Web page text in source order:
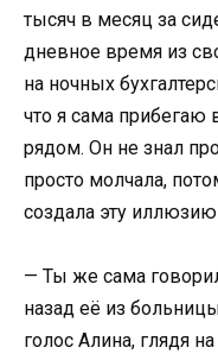
тысяч в месяц за
дневное время из
на ночных
что я сама прибегаю
рядом. Он не знал
просто молчала,
создала эту иллюзию
— Ты же сама
назад её из
голос Алина, глядя